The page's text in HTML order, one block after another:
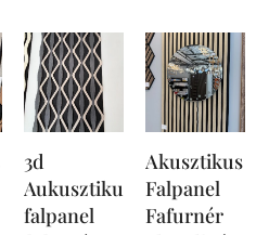
3d
Aukusztikus
falpanel
Akusztikus
Falpanel
Fafurnér